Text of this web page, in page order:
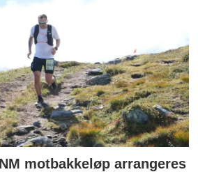
motbakkeløp arrangeres